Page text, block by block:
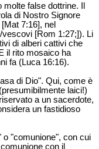
false dottrine. Il
di Nostro Signore
7:16], nel
[Rom 1:27;]). Li
di alberi cattivi che
il rito mosaico ha
fa (Luca 16:16).
di Dio". Qui, come è
laici!)
a un sacerdote,
un fastidioso
o "comunione", con cui
con il